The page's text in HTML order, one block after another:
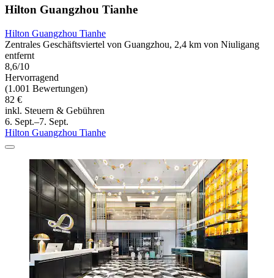
Hilton Guangzhou Tianhe
Hilton Guangzhou Tianhe
Zentrales Geschäftsviertel von Guangzhou, 2,4 km von Niuligang
entfernt
8,6/10
Hervorragend
(1.001 Bewertungen)
82 €
inkl. Steuern & Gebühren
6. Sept.–7. Sept.
Hilton Guangzhou Tianhe